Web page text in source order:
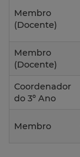
Membro
(Docente)
Membro
(Docente)
Coordenador
do 3º Ano
Membro